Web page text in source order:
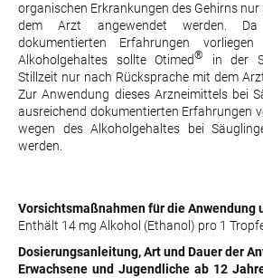
organischen Erkrankungen des Gehirns
dem Arzt angewendet werden. Da
dokumentierten Erfahrungen
Alkoholgehaltes sollte Otimed®
in der
Stillzeit nur nach Rücksprache mit dem
Zur Anwendung dieses Arzneimittels bei
ausreichend dokumentierten Erfahrungen
wegen des Alkoholgehaltes bei
werden.
Vorsichtsmaßnahmen für die Anwendung
Enthält 14 mg Alkohol (Ethanol) pro 1
Dosierungsanleitung, Art und Dauer der
Erwachsene und Jugendliche ab 12